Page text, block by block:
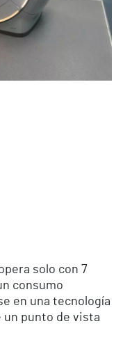
solo con 7
consumo
en una tecnología
punto de vista